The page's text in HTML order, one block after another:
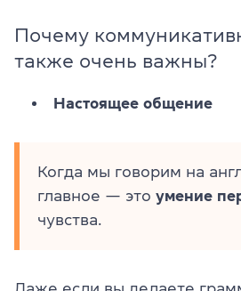
Почему
также очень важны?
Настоящее общение
Когда мы говорим на
главное — это умение
чувства.